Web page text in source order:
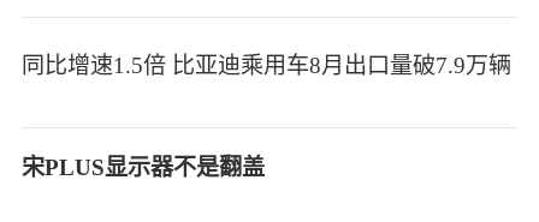
同比增速1.5倍 比亚迪乘用车8月出口量破7.9万辆
宋PLUS显示器不是翻盖